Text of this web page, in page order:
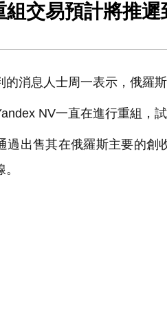
交易預計將推遲
消息人士周一表示，俄羅
NV一直在進行重組，
出售其在俄羅斯主要的創